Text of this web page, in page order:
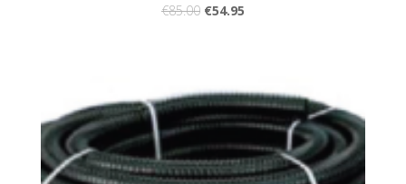
€85.00 €54.95